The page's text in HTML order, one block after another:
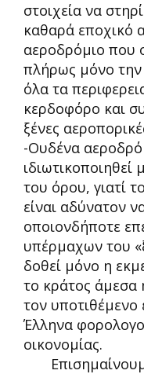
στοιχεία να
καθαρά εποχικό
αεροδρόμιο που
πλήρως μόνο την
όλα τα
κερδοφόρο και
ξένες
-Ουδένα
ιδιωτικοποιηθεί
του όρου, γιατί
είναι αδύνατον
οποιονδήποτε
υπέρμαχων του
δοθεί μόνο η
το κράτος άμεσα
τον υποτιθέμενο
Έλληνα
οικονομίας.